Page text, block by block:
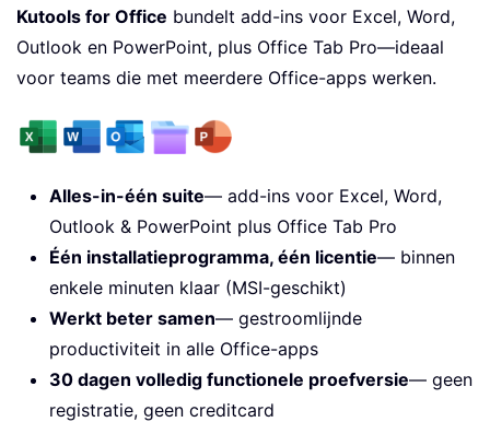
Kutools for Office bundelt add-ins voor Excel, Word,
Outlook en PowerPoint, plus Office Tab Pro—ideaal
voor teams die met meerdere Office-apps werken.
Alles-in-één suite— add-ins voor Excel, Word,
Outlook & PowerPoint plus Office Tab Pro
Één installatieprogramma, één licentie— binnen
enkele minuten klaar (MSI-geschikt)
Werkt beter samen— gestroomlijnde
productiviteit in alle Office-apps
30 dagen volledig functionele proefversie— geen
registratie, geen creditcard